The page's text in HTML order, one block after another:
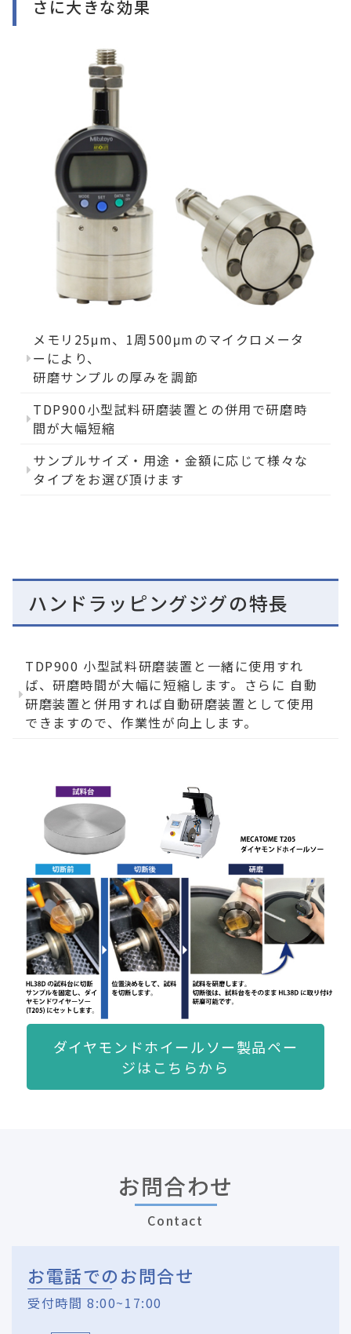
さに大きな効果
メモリ25μm、1周500μmのマイクロメータ
ーにより、
研磨サンプルの厚みを調節
TDP900小型試料研磨装置との併用で研磨時
間が大幅短縮
サンプルサイズ・用途・金額に応じて様々な
タイプをお選び頂けます
ハンドラッピングジグの特長
TDP900 小型試料研磨装置と一緒に使用すれ
ば、研磨時間が大幅に短縮します。さらに 自動
研磨装置と併用すれば自動研磨装置として使用
できますので、作業性が向上します。
ダイヤモンドホイールソー製品ペー
ジはこちらから
お問合わせ
Contact
お電話でのお問合せ
受付時間 8:00~17:00